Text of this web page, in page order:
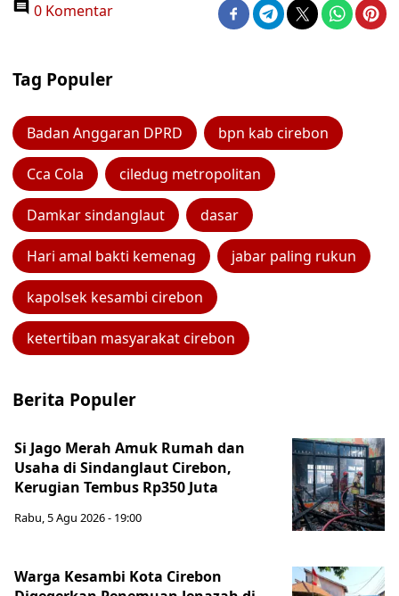
0 Komentar
Tag Populer
Badan Anggaran DPRD bpn kab cirebon
Cca Cola ciledug metropolitan
Damkar sindanglaut dasar
Hari amal bakti kemenag jabar paling rukun
kapolsek kesambi cirebon
ketertiban masyarakat cirebon
Berita Populer
Si Jago Merah Amuk Rumah dan
Usaha di Sindanglaut Cirebon,
Kerugian Tembus Rp350 Juta
Rabu, 5 Agu 2026 - 19:00
Warga Kesambi Kota Cirebon